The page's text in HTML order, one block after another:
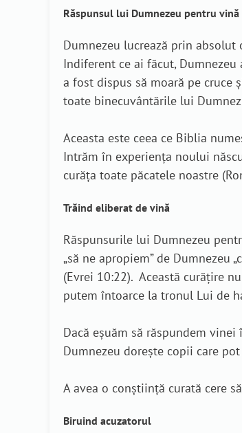
Răspunsul lui Dumnezeu pentru vină
Dumnezeu lucrează prin
Indiferent ce ai făcut,
a fost dispus să moară pe cruce
toate binecuvântările lui
Aceasta este ceea ce Biblia
Intrăm în experiența noului
curăța toate păcatele noastre
Trăind eliberat de vină
Răspunsurile lui Dumnezeu
„să ne apropiem” de
(Evrei 10:22). Această curățire
putem întoarce la tronul Lui de
Dacă eșuăm să răspundem
Dumnezeu dorește copii care
A avea o conștiință curată cere
Biruind acuzatorul